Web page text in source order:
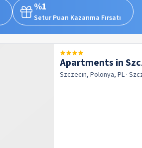
%1
Setur Puan Kazanma Fırsatı
Apartments in
Szczecin, Polonya, PL ·